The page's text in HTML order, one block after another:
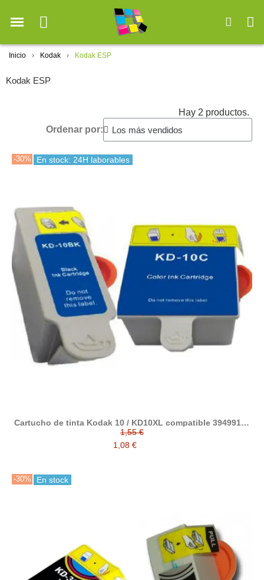
Inicio Kodak Kodak ESP
Kodak ESP
Hay 2 productos.
Ordenar por:
-30% En stock: 24H laborables
Cartucho de tinta Kodak 10 / KD10XL compatible 3949914 /
3949930
1,55 €
1,08 €
-30% En stock